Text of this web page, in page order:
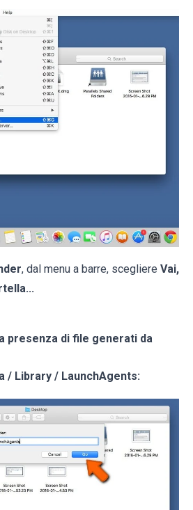
, dal menu a barre, scegliere Vai,
presenza di file generati da
/ Library / LaunchAgents: